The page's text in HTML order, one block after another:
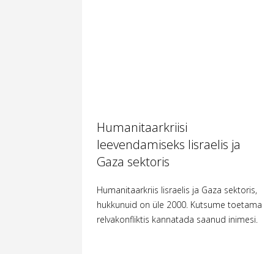
Humanitaarkriisi
leevendamiseks Iisraelis ja
Gaza sektoris
Humanitaarkriis Iisraelis ja Gaza sektoris,
hukkunuid on üle 2000. Kutsume toetama
relvakonfliktis kannatada saanud inimesi.